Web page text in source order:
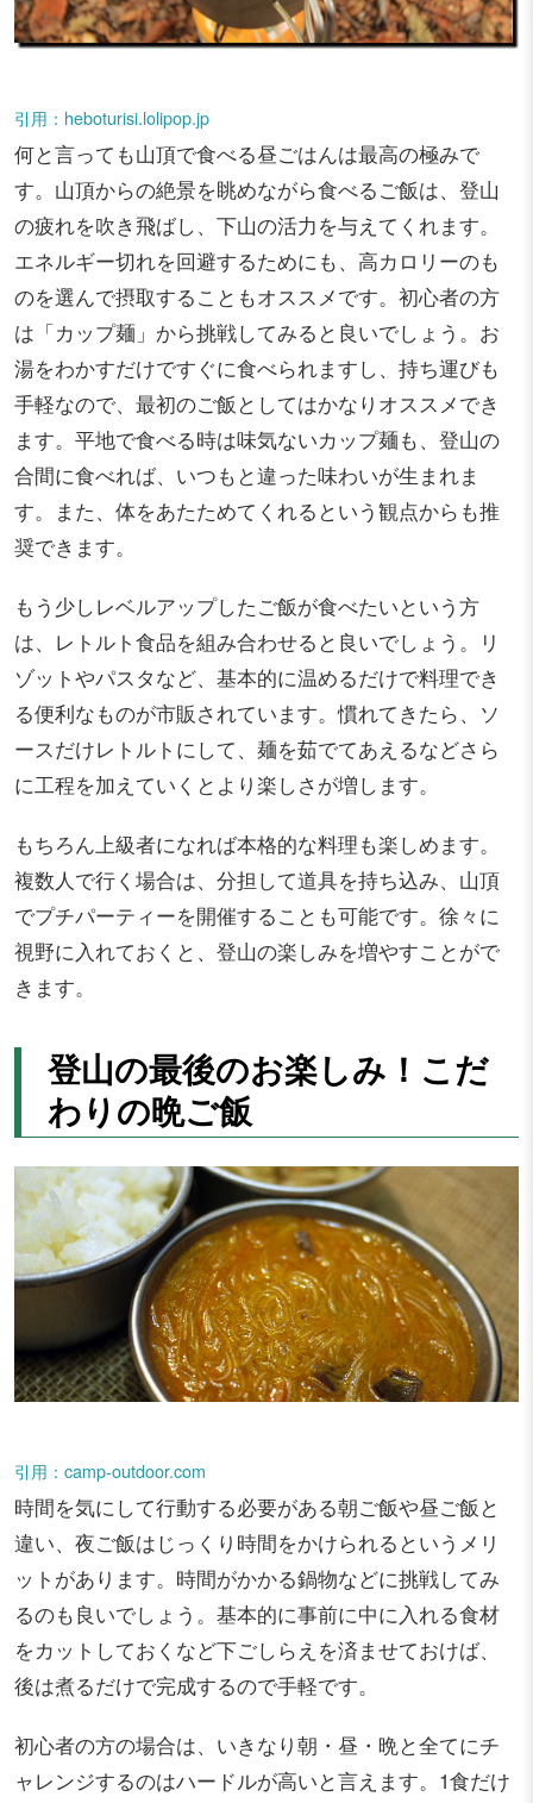
引用：heboturisi.lolipop.jp
何と言っても山頂で食べる昼ごはんは最高の極みで
す。山頂からの絶景を眺めながら食べるご飯は、登山
の疲れを吹き飛ばし、下山の活力を与えてくれます。
エネルギー切れを回避するためにも、高カロリーのも
のを選んで摂取することもオススメです。初心者の方
は「カップ麺」から挑戦してみると良いでしょう。お
湯をわかすだけですぐに食べられますし、持ち運びも
手軽なので、最初のご飯としてはかなりオススメでき
ます。平地で食べる時は味気ないカップ麺も、登山の
合間に食べれば、いつもと違った味わいが生まれま
す。また、体をあたためてくれるという観点からも推
奨できます。
もう少しレベルアップしたご飯が食べたいという方
は、レトルト食品を組み合わせると良いでしょう。リ
ゾットやパスタなど、基本的に温めるだけで料理でき
る便利なものが市販されています。慣れてきたら、ソ
ースだけレトルトにして、麺を茹でてあえるなどさら
に工程を加えていくとより楽しさが増します。
もちろん上級者になれば本格的な料理も楽しめます。
複数人で行く場合は、分担して道具を持ち込み、山頂
でプチパーティーを開催することも可能です。徐々に
視野に入れておくと、登山の楽しみを増やすことがで
きます。
登山の最後のお楽しみ！こだ
わりの晩ご飯
引用：camp-outdoor.com
時間を気にして行動する必要がある朝ご飯や昼ご飯と
違い、夜ご飯はじっくり時間をかけられるというメリ
ットがあります。時間がかかる鍋物などに挑戦してみ
るのも良いでしょう。基本的に事前に中に入れる食材
をカットしておくなど下ごしらえを済ませておけば、
後は煮るだけで完成するので手軽です。
初心者の方の場合は、いきなり朝・昼・晩と全てにチ
ャレンジするのはハードルが高いと言えます。1食だけ